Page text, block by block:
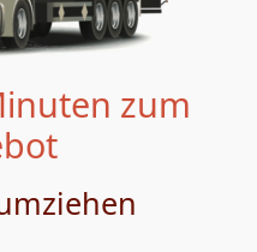
zum